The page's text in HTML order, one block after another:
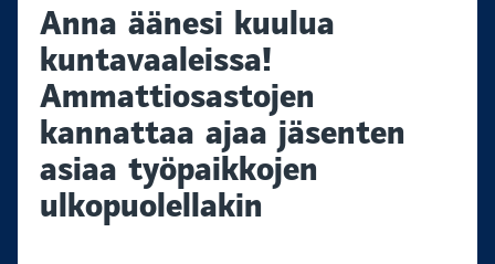
Anna äänesi kuulua
kuntavaaleissa!
Ammattiosastojen
kannattaa ajaa jäsenten
asiaa työpaikkojen
ulkopuolellakin